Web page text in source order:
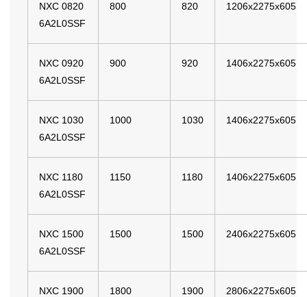
NXC 0820
6A2L0SSF
800 820 1206x2275x605
NXC 0920
6A2L0SSF
900 920 1406x2275x605
NXC 1030
6A2L0SSF
1000 1030 1406x2275x605
NXC 1180
6A2L0SSF
1150 1180 1406x2275x605
NXC 1500
6A2L0SSF
1500 1500 2406x2275x605
NXC 1900
1800 1900 2806x2275x605